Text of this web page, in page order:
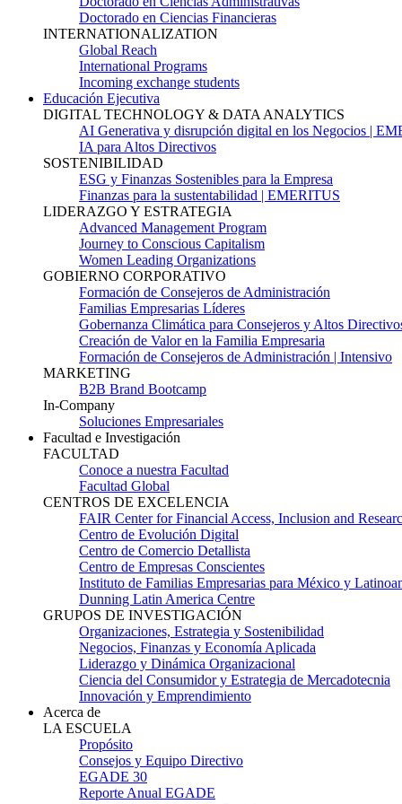
Doctorado en Ciencias Financieras
INTERNATIONALIZATION
Global Reach
International Programs
Incoming exchange students
Educación Ejecutiva
DIGITAL TECHNOLOGY & DATA ANALYTICS
AI Generativa y disrupción digital en los Negocios |
IA para Altos Directivos
SOSTENIBILIDAD
ESG y Finanzas Sostenibles para la Empresa
Finanzas para la sustentabilidad | EMERITUS
LIDERAZGO Y ESTRATEGIA
Advanced Management Program
Journey to Conscious Capitalism
Women Leading Organizations
GOBIERNO CORPORATIVO
Formación de Consejeros de Administración
Familias Empresarias Líderes
Gobernanza Climática para Consejeros y Altos
Creación de Valor en la Familia Empresaria
Formación de Consejeros de Administración | Intensivo
MARKETING
B2B Brand Bootcamp
In-Company
Soluciones Empresariales
Facultad e Investigación
FACULTAD
Conoce a nuestra Facultad
Facultad Global
CENTROS DE EXCELENCIA
FAIR Center for Financial Access, Inclusion and
Centro de Evolución Digital
Centro de Comercio Detallista
Centro de Empresas Conscientes
Instituto de Familias Empresarias para México y
Dunning Latin America Centre
GRUPOS DE INVESTIGACIÓN
Organizaciones, Estrategia y Sostenibilidad
Negocios, Finanzas y Economía Aplicada
Liderazgo y Dinámica Organizacional
Ciencia del Consumidor y Estrategia de Mercadotecnia
Innovación y Emprendimiento
Acerca de
LA ESCUELA
Propósito
Consejos y Equipo Directivo
EGADE 30
Reporte Anual EGADE